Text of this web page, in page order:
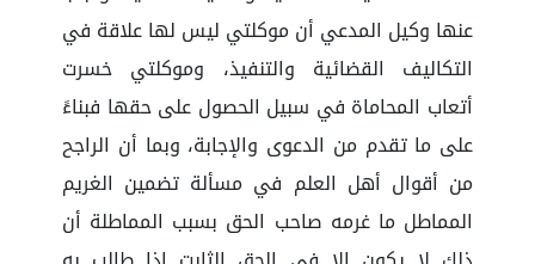
عنها وكيل المدعي أن موكلتي ليس لها علاقة في
التكاليف القضائية والتنفيذ، وموكلتي خسرت
أتعاب المحاماة في سبيل الحصول على حقها فبناءً
على ما تقدم من الدعوى والإجابة، وبما أن الراجح
من أقوال أهل العلم في مسألة تضمين الغريم
المماطل ما غرمه صاحب الحق بسبب المماطلة أن